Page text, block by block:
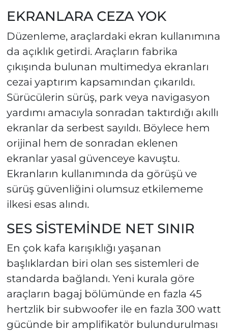
EKRANLARA CEZA YOK
Düzenleme, araçlardaki ekran kullanımına
da açıklık getirdi. Araçların fabrika
çıkışında bulunan multimedya ekranları
cezai yaptırım kapsamından çıkarıldı.
Sürücülerin sürüş, park veya navigasyon
yardımı amacıyla sonradan taktırdığı akıllı
ekranlar da serbest sayıldı. Böylece hem
orijinal hem de sonradan eklenen
ekranlar yasal güvenceye kavuştu.
Ekranların kullanımında da görüşü ve
sürüş güvenliğini olumsuz etkilememe
ilkesi esas alındı.
SES SİSTEMİNDE NET SINIR
En çok kafa karışıklığı yaşanan
başlıklardan biri olan ses sistemleri de
standarda bağlandı. Yeni kurala göre
araçların bagaj bölümünde en fazla 45
hertzlik bir subwoofer ile en fazla 300 watt
gücünde bir amplifikatör bulundurulması